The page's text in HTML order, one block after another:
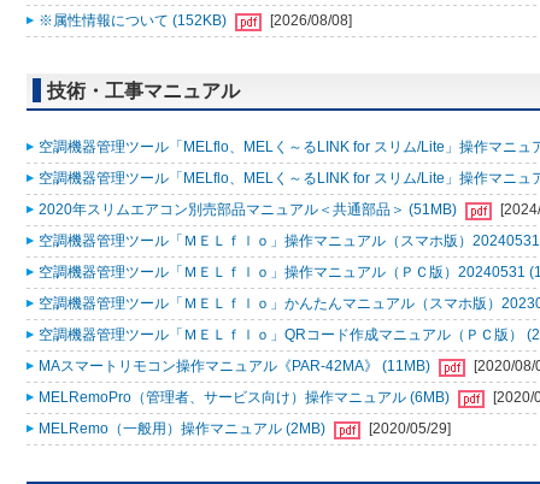
※属性情報について (152KB)
[2026/08/08]
技術・工事マニュアル
空調機器管理ツール「MELflo、MELく～るLINK for スリム/Lite」操作マニュ
空調機器管理ツール「MELflo、MELく～るLINK for スリム/Lite」操作マニュ
2020年スリムエアコン別売部品マニュアル＜共通部品＞ (51MB)
空調機器管理ツール「ＭＥＬｆｌｏ」操作マニュアル（スマホ版）
空調機器管理ツール「ＭＥＬｆｌｏ」操作マニュアル（ＰＣ版）20240531
空調機器管理ツール「ＭＥＬｆｌｏ」かんたんマニュアル（スマホ版）
空調機器管理ツール「ＭＥＬｆｌｏ」QRコード作成マニュアル（ＰＣ版）
MAスマートリモコン操作マニュアル《PAR-42MA》 (11MB)
[2020/08/
MELRemoPro（管理者、サービス向け）操作マニュアル (6MB)
[2020/
MELRemo（一般用）操作マニュアル (2MB)
[2020/05/29]